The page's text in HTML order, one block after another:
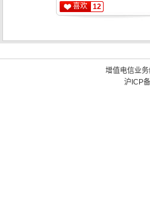
喜欢 12
增值电信业
沪ICP